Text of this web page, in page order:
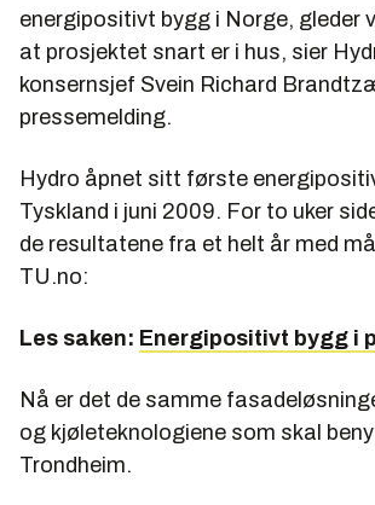
energipositivt bygg i Norge, gleder
at prosjektet snart er i hus, sier
konsernsjef Svein Richard
pressemelding.
Hydro åpnet sitt første
Tyskland i juni 2009. For to uker
de resultatene fra et helt år med
TU.no:
Les saken: Energipositivt bygg i
Nå er det de samme
og kjøleteknologiene som skal
Trondheim.